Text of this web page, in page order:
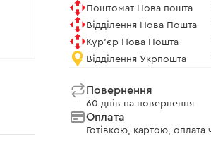
Поштомат Нова пошта
Відділення Нова Пошта
Кур'єр Нова Пошта
Відділення Укрпошта
Повернення
60 днів на повернення
Оплата
Готівкою, картою, оплата